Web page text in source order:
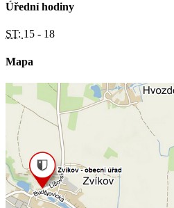
Úřední hodiny
ST: 15 - 18
Mapa